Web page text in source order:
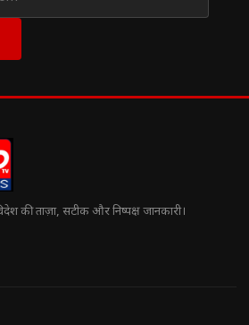
की ताज़ा, सटीक और निष्पक्ष जानकारी।